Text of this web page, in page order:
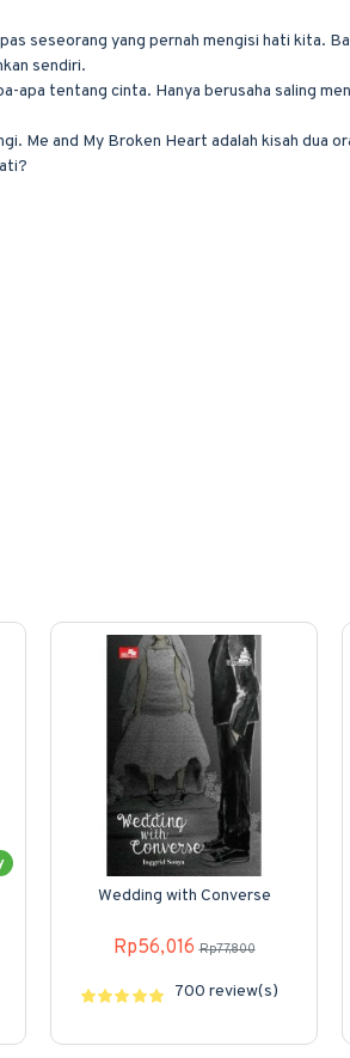
seseorang yang pernah mengisi hati kita.
sendiri.
apa tentang cinta. Hanya berusaha saling
Me and My Broken Heart adalah kisah dua
Wedding with Converse
Rp56,016 Rp77,800
700 review(s)